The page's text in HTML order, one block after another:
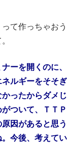
て作っちゃお
ーを開くのに、
ルギーをそそ
ったからダメ
ついて、ＴＴ
因があると思
今後、考えて